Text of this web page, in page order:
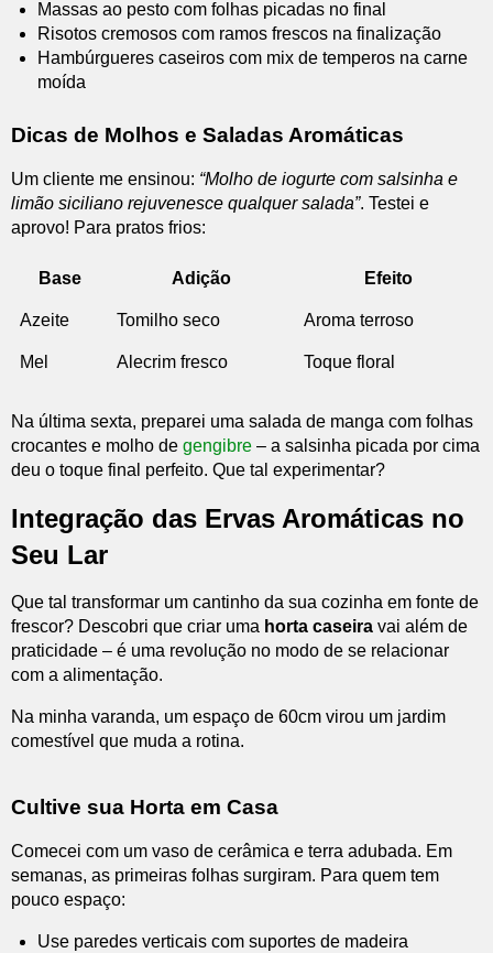
Massas ao pesto com folhas picadas no final
Risotos cremosos com ramos frescos na finalização
Hambúrgueres caseiros com mix de temperos na carne
moída
Dicas de Molhos e Saladas Aromáticas
Um cliente me ensinou: “Molho de iogurte com salsinha e
limão siciliano rejuvenesce qualquer salada”. Testei e
aprovo! Para pratos frios:
Base Adição Efeito
Azeite Tomilho seco Aroma terroso
Mel Alecrim fresco Toque floral
Na última sexta, preparei uma salada de manga com folhas
crocantes e molho de gengibre – a salsinha picada por cima
deu o toque final perfeito. Que tal experimentar?
Integração das Ervas Aromáticas no
Seu Lar
Que tal transformar um cantinho da sua cozinha em fonte de
frescor? Descobri que criar uma horta caseira vai além de
praticidade – é uma revolução no modo de se relacionar
com a alimentação.
Na minha varanda, um espaço de 60cm virou um jardim
comestível que muda a rotina.
Cultive sua Horta em Casa
Comecei com um vaso de cerâmica e terra adubada. Em
semanas, as primeiras folhas surgiram. Para quem tem
pouco espaço:
Use paredes verticais com suportes de madeira